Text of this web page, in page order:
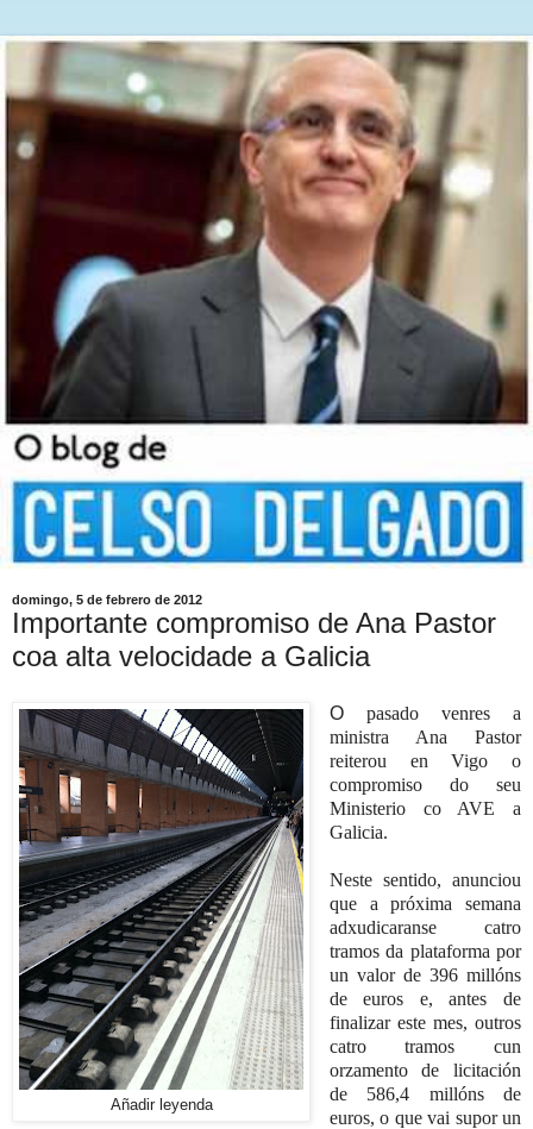
domingo, 5 de febrero de 2012
Importante compromiso de Ana Pastor
coa alta velocidade a Galicia
Añadir leyenda
Opasado venres a
ministra Ana Pastor
reiterou en Vigo o
compromiso do seu
Ministerio co AVE a
Galicia.
Neste sentido, anunciou
que a próxima semana
adxudicaranse catro
tramos da plataforma por
un valor de 396 millóns
de euros e, antes de
finalizar este mes, outros
catro tramos cun
orzamento de licitación
de 586,4 millóns de
euros, o que vai supor un